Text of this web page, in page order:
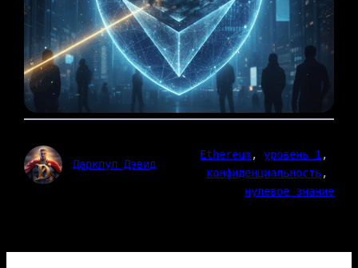
Даркпул Дэвид
Ethereum, уровень 1
конфиденциальность
нулевое знание